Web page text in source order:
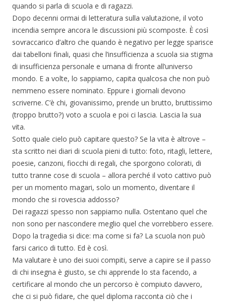
quando si parla di scuola e di ragazzi.
Dopo decenni ormai di letteratura sulla valutazione, il voto
incendia sempre ancora le discussioni più scomposte. È così
sovraccarico d’altro che quando è negativo per legge sparisce
dai tabelloni finali, quasi che l’insufficienza a scuola sia stigma
di insufficienza personale e umana di fronte all’universo
mondo. E a volte, lo sappiamo, capita qualcosa che non può
nemmeno essere nominato. Eppure i giornali devono
scriverne. C’è chi, giovanissimo, prende un brutto, bruttissimo
(troppo brutto?) voto a scuola e poi ci lascia. Lascia la sua
vita.
Sotto quale cielo può capitare questo? Se la vita è altrove –
sta scritto nei diari di scuola pieni di tutto: foto, ritagli, lettere,
poesie, canzoni, fiocchi di regali, che sporgono colorati, di
tutto tranne cose di scuola – allora perché il voto cattivo può
per un momento magari, solo un momento, diventare il
mondo che si rovescia addosso?
Dei ragazzi spesso non sappiamo nulla. Ostentano quel che
non sono per nascondere meglio quel che vorrebbero essere.
Dopo la tragedia si dice: ma come si fa? La scuola non può
farsi carico di tutto. Ed è così.
Ma valutare è uno dei suoi compiti, serve a capire se il passo
di chi insegna è giusto, se chi apprende lo sta facendo, a
certificare al mondo che un percorso è compiuto davvero,
che ci si può fidare, che quel diploma racconta ciò che i